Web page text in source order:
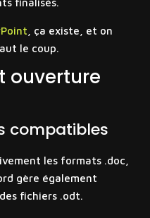
, ça existe, et on
le coup.
ouverture
compatibles
les formats .doc,
gère également
fichiers .odt.